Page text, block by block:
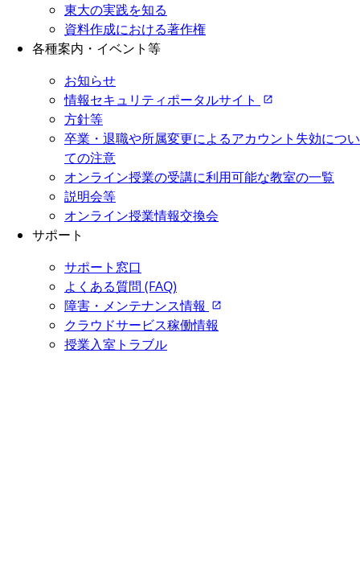
東大の実践を知る
資料作成における著作権
各種案内・イベント等
お知らせ
情報セキュリティポータルサイト
方針等
卒業・退職や所属変更によるアカウント失効につい
ての注意
オンライン授業の受講に利用可能な教室の一覧
説明会等
オンライン授業情報交換会
サポート
サポート窓口
よくある質問 (FAQ)
障害・メンテナンス情報
クラウドサービス稼働情報
授業入室トラブル